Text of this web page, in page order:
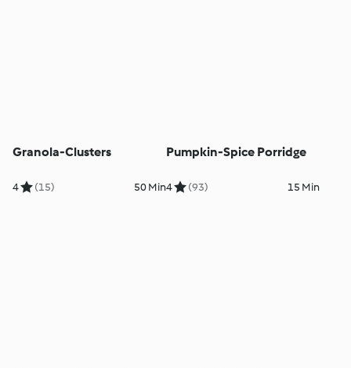
Granola-Clusters
4 (15) 50 Min
Pumpkin-Spice Porridge
4 (93) 15 Min